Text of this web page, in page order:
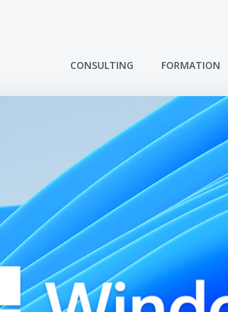
CONSULTING FORMATION